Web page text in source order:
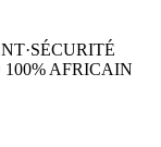
·SÉCURITÉ
AFRICAIN